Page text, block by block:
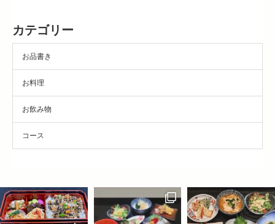
カテゴリー
お品書き
お料理
お飲み物
コース